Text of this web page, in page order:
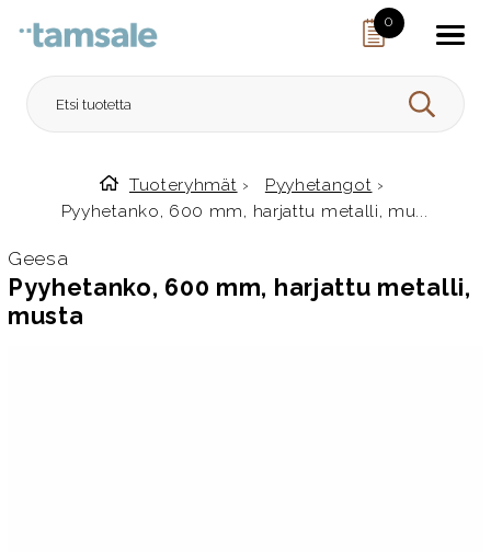
0
HAE
Etusivulle
Tuoteryhmät › Pyyhetangot ›
Pyyhetanko, 600 mm, harjattu metalli, mu...
Geesa
Pyyhetanko, 600 mm, harjattu metalli,
musta